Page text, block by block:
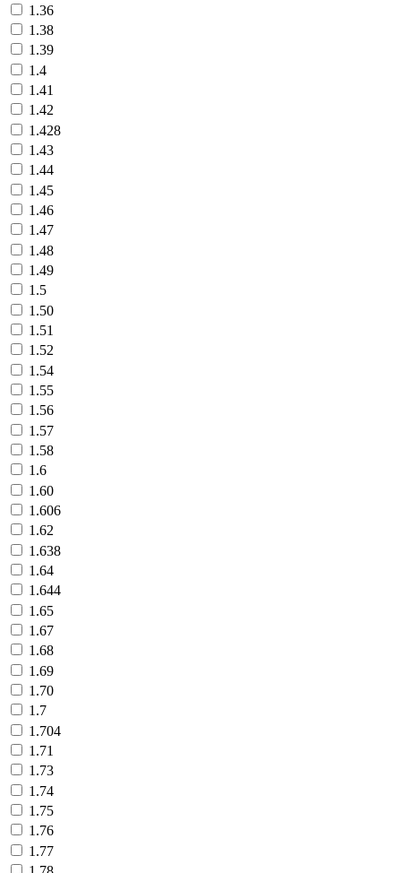
1.36
1.38
1.39
1.4
1.41
1.42
1.428
1.43
1.44
1.45
1.46
1.47
1.48
1.49
1.5
1.50
1.51
1.52
1.54
1.55
1.56
1.57
1.58
1.6
1.60
1.606
1.62
1.638
1.64
1.644
1.65
1.67
1.68
1.69
1.70
1.7
1.704
1.71
1.73
1.74
1.75
1.76
1.77